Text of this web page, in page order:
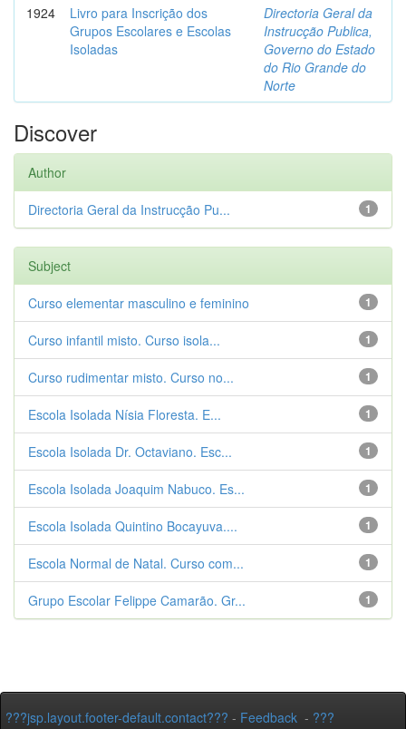
1924
Livro para Inscrição dos
Grupos Escolares e Escolas
Isoladas
Directoria Geral da
Instrucção Publica,
Governo do Estado
do Rio Grande do
Norte
Discover
Author
1
Directoria Geral da Instrucção Pu...
Subject
1
Curso elementar masculino e feminino
1
Curso infantil misto. Curso isola...
1
Curso rudimentar misto. Curso no...
1
Escola Isolada Nísia Floresta. E...
1
Escola Isolada Dr. Octaviano. Esc...
1
Escola Isolada Joaquim Nabuco. Es...
1
Escola Isolada Quintino Bocayuva....
1
Escola Normal de Natal. Curso com...
1
Grupo Escolar Felippe Camarão. Gr...
???jsp.layout.footer-default.contact??? - Feedback - ???